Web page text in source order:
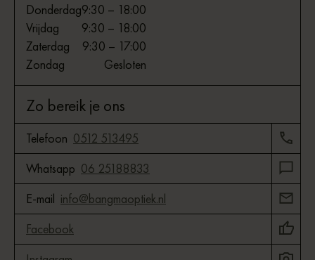
Donderdag9:30 – 18:00
Vrijdag
9:30 – 18:00
Zaterdag
9:30 – 17:00
Zondag
Gesloten
Zo bereik je ons
Telefoon 0512 513495
Whatsapp 06 25188833
E-mail info@bangmaoptiek.nl
Facebook